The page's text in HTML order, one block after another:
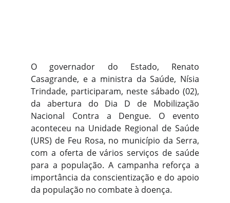
O governador do Estado, Renato
Casagrande, e a ministra da Saúde, Nísia
Trindade, participaram, neste sábado (02),
da abertura do Dia D de Mobilização
Nacional Contra a Dengue. O evento
aconteceu na Unidade Regional de Saúde
(URS) de Feu Rosa, no município da Serra,
com a oferta de vários serviços de saúde
para a população. A campanha reforça a
importância da conscientização e do apoio
da população no combate à doença.